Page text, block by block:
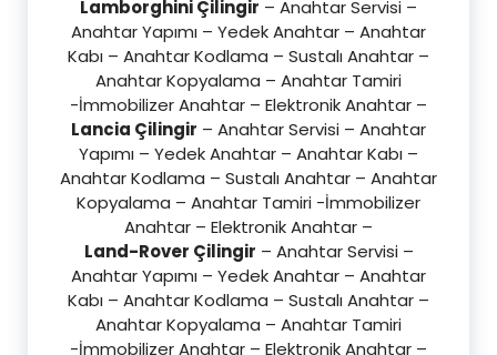
Lamborghini Çilingir – Anahtar Servisi –
Anahtar Yapımı – Yedek Anahtar – Anahtar
Kabı – Anahtar Kodlama – Sustalı Anahtar –
Anahtar Kopyalama – Anahtar Tamiri
-İmmobilizer Anahtar – Elektronik Anahtar –
Lancia Çilingir – Anahtar Servisi – Anahtar
Yapımı – Yedek Anahtar – Anahtar Kabı –
Anahtar Kodlama – Sustalı Anahtar – Anahtar
Kopyalama – Anahtar Tamiri -İmmobilizer
Anahtar – Elektronik Anahtar –
Land-Rover Çilingir – Anahtar Servisi –
Anahtar Yapımı – Yedek Anahtar – Anahtar
Kabı – Anahtar Kodlama – Sustalı Anahtar –
Anahtar Kopyalama – Anahtar Tamiri
-İmmobilizer Anahtar – Elektronik Anahtar –